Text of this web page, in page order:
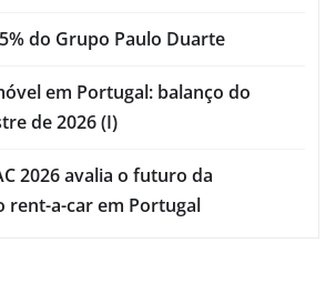
do Grupo Paulo Duarte
em Portugal: balanço do
de 2026 (I)
2026 avalia o futuro da
rent-a-car em Portugal